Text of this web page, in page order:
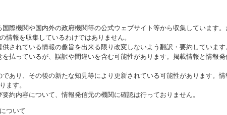
際機関や国内外の政府機関等の公式ウェブサイト等から収集しています
情報を収集しているわけではありません。
されている情報の趣旨を出来る限り改変しないよう翻訳・要約しています
払っているが、誤訳や間違いを含む可能性があります。掲載情報と情報
あり、その後の新たな知見等により更新されている可能性があります。
ます。
約内容について、情報発信元の機関に確認は行っておりません。
ついて